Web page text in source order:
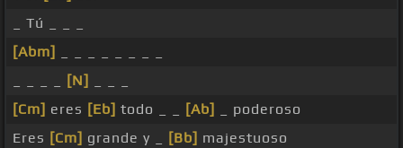
_ Tú _ _ _
[Abm]
[N]
[Cm] eres [Eb] todo _ _ [Ab]
_ poderoso
Eres [Cm] grande y _ [Bb] majestuoso